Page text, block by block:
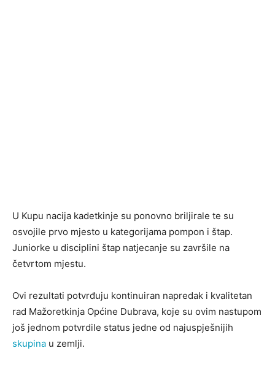
U Kupu nacija kadetkinje su ponovno briljirale te su
osvojile prvo mjesto u kategorijama pompon i štap.
Juniorke u disciplini štap natjecanje su završile na
četvrtom mjestu.
Ovi rezultati potvrđuju kontinuiran napredak i kvalitetan
rad Mažoretkinja Općine Dubrava, koje su ovim nastupom
još jednom potvrdile status jedne od najuspješnijih
skupina u zemlji.